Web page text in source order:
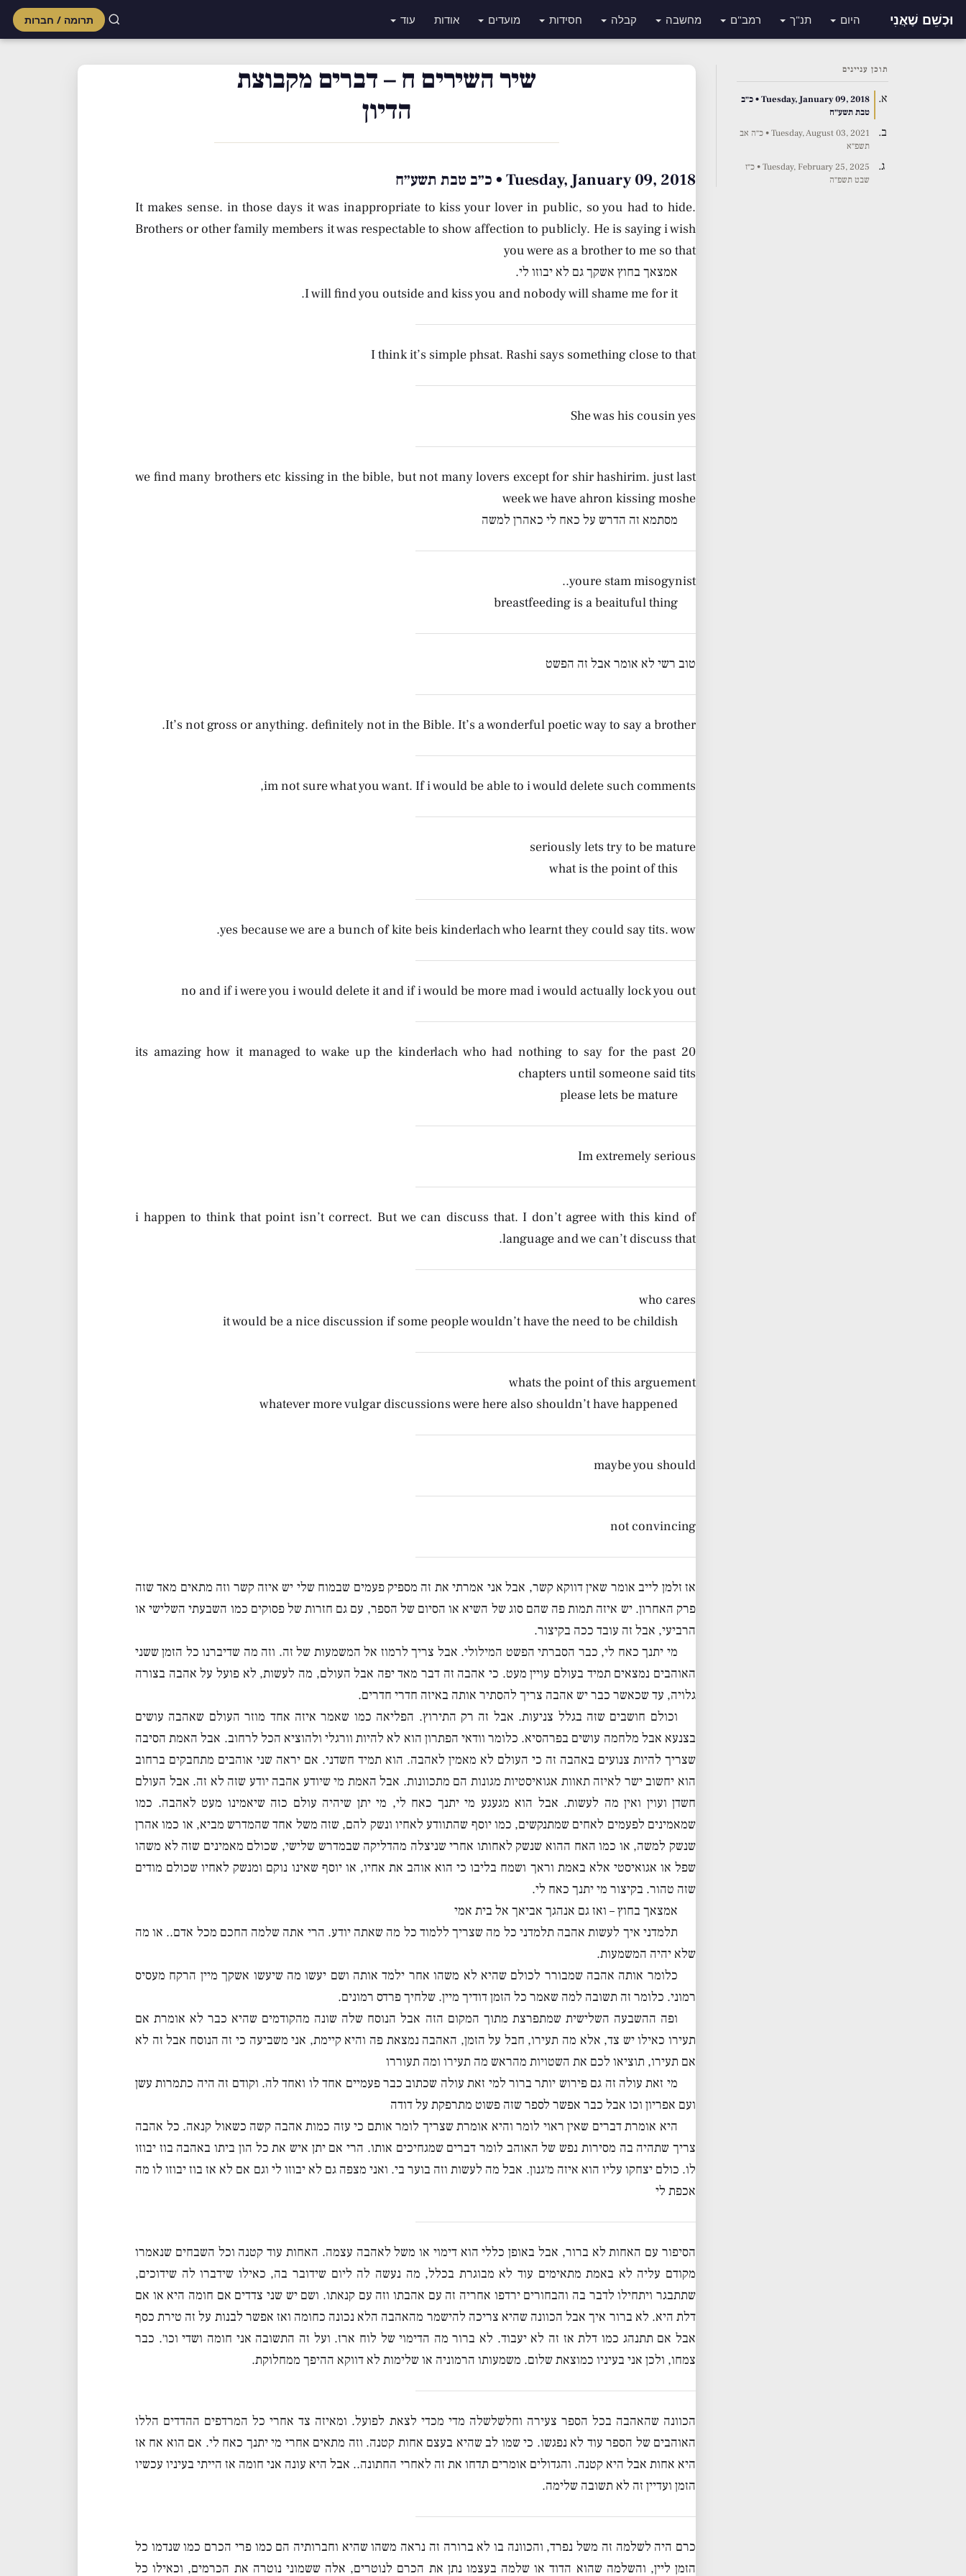
וּכְשֵׁם שֶׁאֲנִי היום תנ"ך רמב"ם מחשבה קבלה חסידות מועדים אודות עוד תרומה / חברות
תוכן עניינים
Tuesday, January 09, 2018 • כ״ב
טבת תשע״ח
Tuesday, August 03, 2021 • כ״ה אב
תשפ״א
Tuesday, February 25, 2025 • כ״ז
שבט תשפ״ה
שיר השירים ח – דברים מקבוצת
הדיון
Tuesday, January 09, 2018 • כ״ב טבת תשע״ח
It makes sense. in those days it was inappropriate to kiss your lover in public, so you had to hide.
Brothers or other family members it was respectable to show affection to publicly. He is saying i wish
you were as a brother to me so that
אמצאך בחוץ אשקך גם לא יבוזו לי.
I will find you outside and kiss you and nobody will shame me for it.
I think it’s simple phsat. Rashi says something close to that
She was his cousin yes
we find many brothers etc kissing in the bible, but not many lovers except for shir hashirim. just last
week we have ahron kissing moshe
מסתמא זה הדרש על כאח לי כאהרן למשה
youre stam misogynist..
breastfeeding is a beaituful thing
טוב רשי לא אומר אבל זה הפשט
It’s not gross or anything. definitely not in the Bible. It’s a wonderful poetic way to say a brother.
im not sure what you want. If i would be able to i would delete such comments,
seriously lets try to be mature
what is the point of this
yes because we are a bunch of kite beis kinderlach who learnt they could say tits. wow.
no and if i were you i would delete it and if i would be more mad i would actually lock you out
its amazing how it managed to wake up the kinderlach who had nothing to say for the past 20
chapters until someone said tits
please lets be mature
Im extremely serious
i happen to think that point isn’t correct. But we can discuss that. I don’t agree with this kind of
language and we can’t discuss that.
who cares
it would be a nice discussion if some people wouldn’t have the need to be childish
whats the point of this arguement
whatever more vulgar discussions were here also shouldn’t have happened
maybe you should
not convincing
אז זלמן לייב אומר שאין דווקא קשר, אבל אני אמרתי את זה מספיק פעמים שבמוח שלי יש איזה קשר וזה מתאים מאד שזה
פרק האחרון. יש איזה תמות פה שהם סוג של השיא או הסיום של הספר, עם גם חזרות של פסוקים כמו השבעתי השלישי או
הרביעי, אבל זה עובד ככה בקיצור.
מי יתנך כאח לי, כבר הסברתי הפשט המילולי. אבל צריך לרמוז אל המשמעות של זה. וזה מה שדיברנו כל הזמן ששני
האוהבים נמצאים תמיד בעולם עויין מעט. כי אהבה זה דבר מאד יפה אבל העולם, מה לעשות, לא פועל על אהבה בצורה
גלויה, עד שכאשר כבר יש אהבה צריך להסתיר אותה באיזה חדרי חדרים.
וכולם חושבים שזה בגלל צניעות. אבל זה רק התירוץ. הפליאה כמו שאמר איזה אחד מוזר העולם שאהבה עושים
בצנעא אבל מלחמה עושים בפרהסיא. כלומר וודאי הפתרון הוא לא להיות וורגלי ולהוציא הכל לרחוב. אבל האמת הסיבה
שצריך להיות צנועים באהבה זה כי העולם לא מאמין לאהבה. הוא תמיד חשדני. אם יראה שני אוהבים מתחבקים ברחוב
הוא יחשוב ישר לאיזה תאוות אגואיסטיות מגונות הם מתכוונות. אבל האמת מי שיודע אהבה יודע שזה לא זה. אבל העולם
חשדן ועוין ואין מה לעשות. אבל הוא מגעגע מי יתנך כאח לי, מי יתן שיהיה עולם כזה שיאמינו מעט לאהבה. כמו
שמאמינים לפעמים לאחים שמתנקשים, כמו יוסף שהתוודע לאחיו ונשק להם, שזה משל אחד שהמדרש מביא, או כמו אהרן
שנשק למשה, או כמו האח ההוא שנשק לאחותו אחרי שניצלה מהדליקה שבמדרש שלישי, שכולם מאמינים שזה לא משהו
שפל או אגואיסטי אלא באמת וראך ושמח בליבו כי הוא אוהב את אחיו, או יוסף שאינו נוקם ומנשק לאחיו שכולם מודים
שזה טהור. בקיצור מי יתנך כאח לי.
אמצאך בחוץ – ואז גם אנהגך אביאך אל בית אמי
תלמדני איך לעשות אהבה תלמדני כל מה שצריך ללמוד כל מה שאתה יודע. הרי אתה שלמה החכם מכל אדם.. או מה
שלא יהיה המשמעות.
כלומר אותה אהבה שמבורר לכולם שהיא לא משהו אחר ילמד אותה ושם יעשו מה שיעשו אשקך מיין הרקח מעסיס
רמוני. כלומר זה תשובה למה שאמר כל הזמן דודיך מיין. שלחיך פרדס רמונים.
ופה ההשבעה השלישית שמתפרצת מתוך המקום הזה אבל הנוסח שלה שונה מהקודמים שהיא כבר לא אומרת אם
תעירו כאילו יש צד, אלא מה תעירו, חבל על הזמן, האהבה נמצאת פה והיא קיימת, אני משביעה כי זה הנוסח אבל זה לא
אם תעירו, תוציאו לכם את השטויות מהראש מה תעירו ומה תעוררו
מי זאת עולה זה גם פירוש יותר ברור למי זאת עולה שכתוב כבר פעמיים אחד לו ואחד לה. וקודם זה היה כתמרות עשן
ועם אפריון וכו אבל כבר אפשר לספר שזה פשוט מתרפקת על דודה
היא אומרת דברים שאין ראוי לומר והיא אומרת שצריך לומר אותם כי עזה כמות אהבה קשה כשאול קנאה. כל אהבה
צריך שתהיה בה מסירות נפש של האוהב לומר דברים שמגחיכים אותו. הרי אם יתן איש את כל הון ביתו באהבה בוז יבוזו
לו. כולם יצחקו עליו הוא איזה מ׳גנון. אבל מה לעשות וזה בוער בי. ואני מצפה גם לא יבוזו לי וגם אם לא אז בוז יבוזו לו מה
אכפת לי
הסיפור עם האחות לא ברור, אבל באופן כללי הוא דימוי או משל לאהבה עצמה. האחות עוד קטנה וכל השבחים שנאמרו
מקודם עליה לא באמת מתאימים עוד לא מבוגרת בכלל, מה נעשה לה ליום שידובר בה, כאילו שידברו לה שידוכים,
שתתבגר ויתחילו לדבר בה והבחורים ירדפו אחריה זה עם אהבתו וזה עם קנאתו. ושם יש שני צדדים אם חומה היא או אם
דלת היא. לא ברור איך אבל הכוונה שהיא צריכה להישמר מהאהבה הלא נכונה כחומה ואז אפשר לבנות על זה טירת כסף
אבל אם תתנהג כמו דלת אז זה לא יעבוד. לא ברור מה הדימוי של לוח ארז. ועל זה התשובה אני חומה ושדי וכו׳. כבר
צמחו, ולכן אני בעיניו כמוצאת שלום. משמעותו הרמוניה או שלימות לא דווקא ההיפך ממחלוקת.
הכוונה שהאהבה בכל הספר צעירה וחלשלשלה מדי מכדי לצאת לפועל. ומאיזה צד אחרי כל המרדפים ההדדים הללו
האוהבים של הספר עוד לא נפגשו. כי שמו לב שהיא בעצם אחות קטנה. וזה מתאים אחרי מי יתנך כאח לי. אם הוא אח אז
היא אחות אבל היא קטנה. והגדולים אומרים תדחו את זה לאחרי החתונה.. אבל היא עונה אני חומה אז הייתי בעיניו עכשיו
הזמן ועדיין זה לא תשובה שלימה.
כרם היה לשלמה זה משל נפרד, והכוונה בו לא ברורה זה נראה משהו שהיא וחברותיה הם כמו פרי הכרם כמו שנדמו כל
הזמן ליין, והשלמה שהוא הדוד או שלמה בעצמו נתן את הכרם לנוטרים, אלה ששמוני נוטרה את הכרמים, וכאילו כל